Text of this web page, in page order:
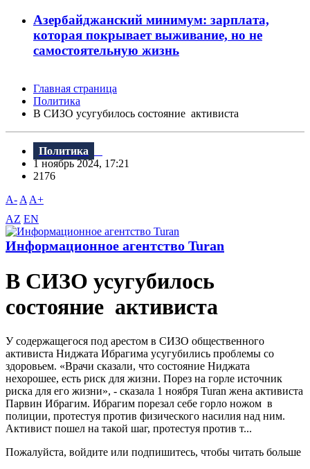
Азербайджанский минимум: зарплата,
которая покрывает выживание, но не
самостоятельную жизнь
Главная страница
Политика
В СИЗО усугубилось состояние активиста
Политика
1 ноябрь 2024, 17:21
2176
A- A A+
AZ EN
Информационное агентство Turan
В СИЗО усугубилось
состояние активиста
У содержащегося под арестом в СИЗО общественного
активиста Ниджата Ибрагима усугубились проблемы со
здоровьем. «Врачи сказали, что состояние Ниджата
нехорошее, есть риск для жизни. Порез на горле источник
риска для его жизни», - сказала 1 ноября Turan жена активиста
Парвин Ибрагим. Ибрагим порезал себе горло ножом в
полиции, протестуя против физического насилия над ним.
Активист пошел на такой шаг, протестуя против т...
Пожалуйста, войдите или подпишитесь, чтобы читать больше